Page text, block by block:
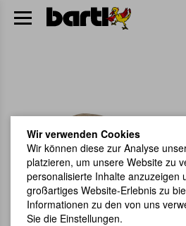
Wir verwenden Cookies
Wir können diese zur Analyse
platzieren, um unsere Website zu
personalisierte Inhalte anzuzeigen
großartiges Website-Erlebnis zu
Informationen zu den von uns
Sie die Einstellungen.